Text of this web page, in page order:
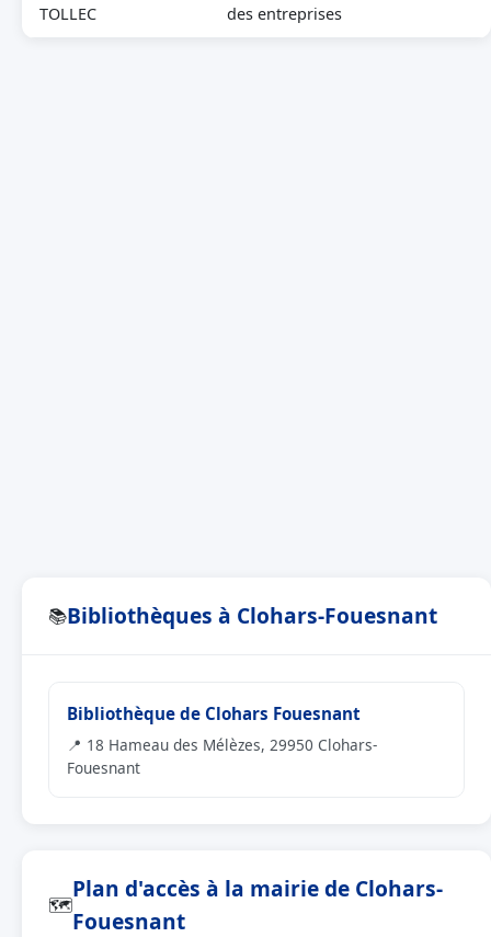
TOLLEC
des entreprises
📚Bibliothèques à Clohars-Fouesnant
Bibliothèque de Clohars Fouesnant
📍 18 Hameau des Mélèzes, 29950 Clohars-
Fouesnant
🗺
Plan d'accès à la mairie de Clohars-
Fouesnant